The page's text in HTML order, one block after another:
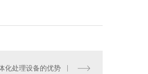
化处理设备的优势